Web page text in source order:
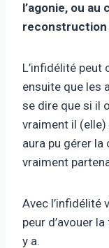
l’agonie, ou
reconstruction
L’infidélité peut
ensuite que les
se dire que si il
vraiment il (elle)
aura pu gérer la
vraiment
Avec l’infidélité
peur d’avouer
y a.